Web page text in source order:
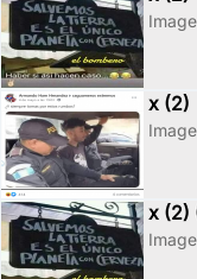
x (2)
x (2)